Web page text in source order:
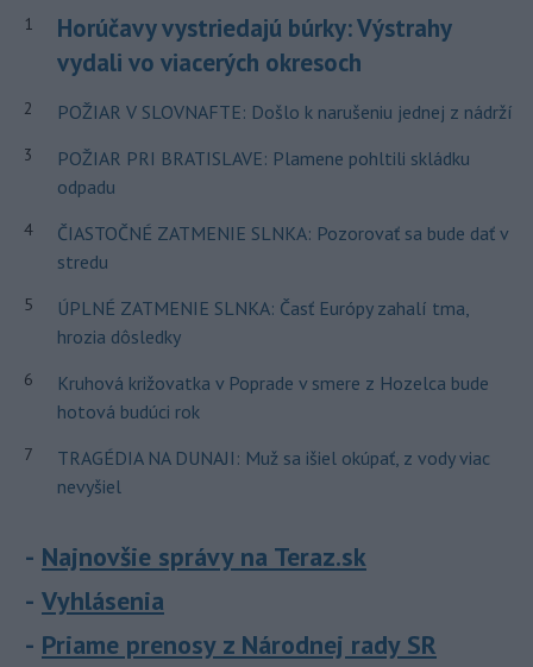
1
Horúčavy vystriedajú búrky: Výstrahy
vydali vo viacerých okresoch
2 POŽIAR V SLOVNAFTE: Došlo k narušeniu jednej z nádrží
3
POŽIAR PRI BRATISLAVE: Plamene pohltili skládku
odpadu
4
ČIASTOČNÉ ZATMENIE SLNKA: Pozorovať sa bude dať v
stredu
5
ÚPLNÉ ZATMENIE SLNKA: Časť Európy zahalí tma,
hrozia dôsledky
6
Kruhová križovatka v Poprade v smere z Hozelca bude
hotová budúci rok
7
TRAGÉDIA NA DUNAJI: Muž sa išiel okúpať, z vody viac
nevyšiel
Najnovšie správy na Teraz.sk
Vyhlásenia
Priame prenosy z Národnej rady SR